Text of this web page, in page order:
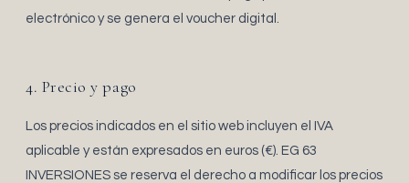
electrónico y se genera el voucher digital.
4. Precio y pago
Los precios indicados en el sitio web incluyen el IVA
aplicable y están expresados en euros (€). EG 63
INVERSIONES se reserva el derecho a modificar los precios